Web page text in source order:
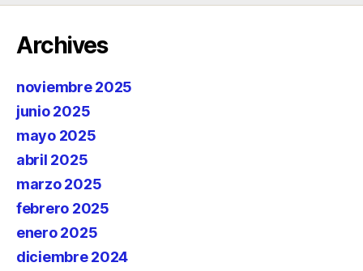
Archives
noviembre 2025
junio 2025
mayo 2025
abril 2025
marzo 2025
febrero 2025
enero 2025
diciembre 2024